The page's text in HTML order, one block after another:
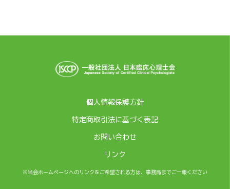
個人情報保護方針
特定商取引法に基づく表記
お問い合わせ
リンク
※当会ホームページへのリンクをご希望される方は、事務局までご一報ください